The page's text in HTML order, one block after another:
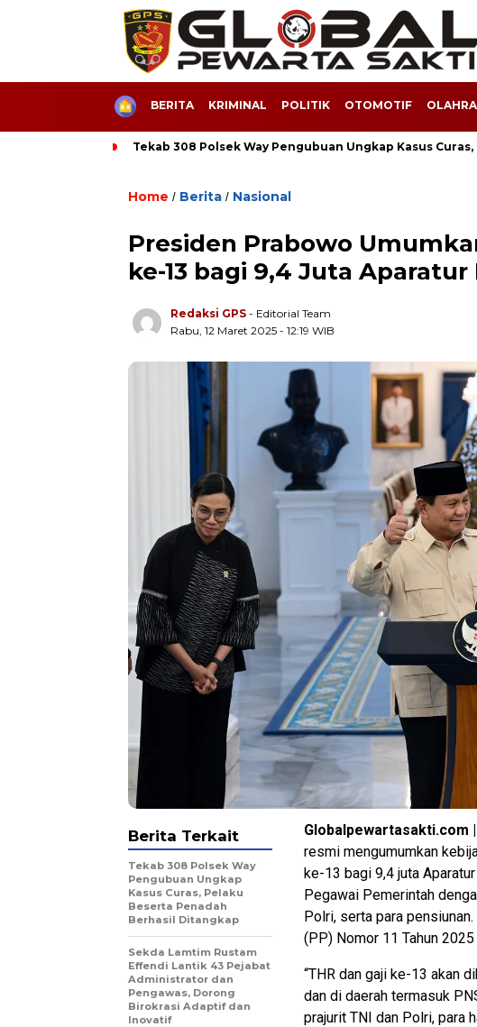
HOME
BERITA KRIMINAL POLITIK OTOMOTIF
Tekab 308 Polsek Way Pengubuan Ungkap Kasus
Home / Berita / Nasional
Presiden Prabowo
ke-13 bagi 9,4 Juta Aparatur
Redaksi GPS - Editorial Team
Rabu, 12 Maret 2025 - 12:19 WIB
Globalpewartasakti.com |
resmi mengumumkan
ke-13 bagi 9,4 juta
Pegawai Pemerintah
Polri, serta para
(PP) Nomor 11 Tahun
“THR dan gaji ke-13 akan
dan di daerah termasuk
prajurit TNI dan Polri, para
Berita Terkait
Tekab 308 Polsek Way
Pengubuan Ungkap
Kasus Curas, Pelaku
Beserta Penadah
Berhasil Ditangkap
Sekda Lamtim Rustam
Effendi Lantik 43 Pejabat
Administrator dan
Pengawas, Dorong
Birokrasi Adaptif dan
Inovatif